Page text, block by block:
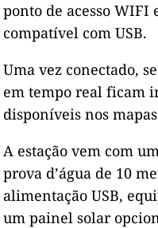
ponto de acesso
compatível com USB.
Uma vez conectado,
em tempo real ficam
disponíveis nos
A estação vem com
prova d’água de 10
alimentação USB,
um painel solar